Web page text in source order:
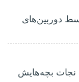
دوربین‌های
نجات بچه‌هایش